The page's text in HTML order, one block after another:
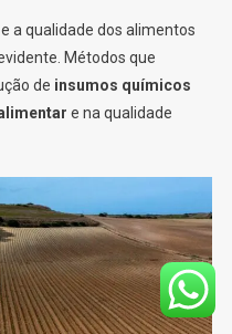
a qualidade dos alimentos
Métodos que
de insumos químicos
e na qualidade